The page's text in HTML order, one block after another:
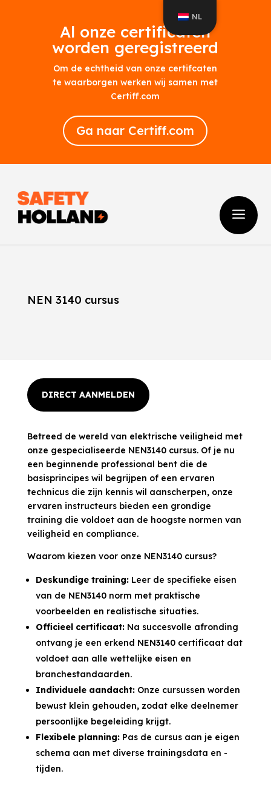
Al onze certificaten
worden geregistreerd
Om de echtheid van onze certifcaten
te waarborgen werken wij samen met
Certiff.com
Ga naar Certiff.com
a
NEN 3140 cursus
DIRECT AANMELDEN
Betreed de wereld van elektrische veiligheid met
onze gespecialiseerde NEN3140 cursus. Of je nu
een beginnende professional bent die de
basisprincipes wil begrijpen of een ervaren
technicus die zijn kennis wil aanscherpen, onze
ervaren instructeurs bieden een grondige
training die voldoet aan de hoogste normen van
veiligheid en compliance.
Waarom kiezen voor onze NEN3140 cursus?
Deskundige training:Leer de specifieke eisen
van de NEN3140 norm met praktische
voorbeelden en realistische situaties.
Officieel certificaat:Na succesvolle afronding
ontvang je een erkend NEN3140 certificaat dat
voldoet aan alle wettelijke eisen en
branchestandaarden.
Individuele aandacht:Onze cursussen worden
bewust klein gehouden, zodat elke deelnemer
persoonlijke begeleiding krijgt.
Flexibele planning:Pas de cursus aan je eigen
schema aan met diverse trainingsdata en -
tijden.
NL